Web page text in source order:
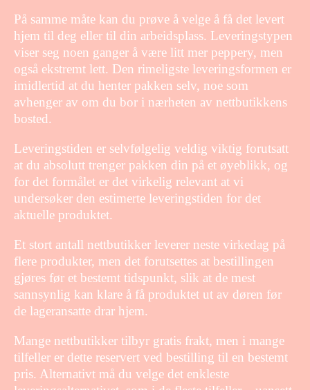
På samme måte kan du prøve å velge å få det levert
hjem til deg eller til din arbeidsplass. Leveringstypen
viser seg noen ganger å være litt mer peppery, men
også ekstremt lett. Den rimeligste leveringsformen er
imidlertid at du henter pakken selv, noe som
avhenger av om du bor i nærheten av nettbutikkens
bosted.
Leveringstiden er selvfølgelig veldig viktig forutsatt
at du absolutt trenger pakken din på et øyeblikk, og
for det formålet er det virkelig relevant at vi
undersøker den estimerte leveringstiden for det
aktuelle produktet.
Et stort antall nettbutikker leverer neste virkedag på
flere produkter, men det forutsettes at bestillingen
gjøres før et bestemt tidspunkt, slik at de mest
sannsynlig kan klare å få produktet ut av døren før
de lageransatte drar hjem.
Mange nettbutikker tilbyr gratis frakt, men i mange
tilfeller er dette reservert ved bestilling til en bestemt
pris. Alternativt må du velge det enkleste